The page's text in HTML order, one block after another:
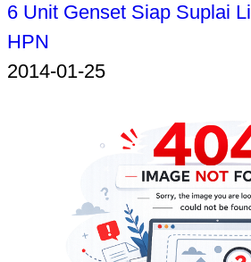
6 Unit Genset Siap Suplai
HPN
2014-01-25